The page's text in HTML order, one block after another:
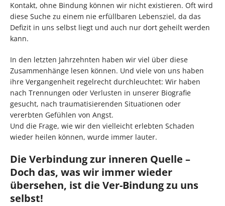
Kontakt, ohne Bindung können wir nicht existieren. Oft wird
diese Suche zu einem nie erfüllbaren Lebensziel, da das
Defizit in uns selbst liegt und auch nur dort geheilt werden
kann.
In den letzten Jahrzehnten haben wir viel über diese
Zusammenhänge lesen können. Und viele von uns haben
ihre Vergangenheit regelrecht durchleuchtet: Wir haben
nach Trennungen oder Verlusten in unserer Biografie
gesucht, nach traumatisierenden Situationen oder
vererbten Gefühlen von Angst.
Und die Frage, wie wir den vielleicht erlebten Schaden
wieder heilen können, wurde immer lauter.
Die Verbindung zur inneren Quelle –
Doch das, was wir immer wieder
übersehen, ist die Ver-Bindung zu uns
selbst!